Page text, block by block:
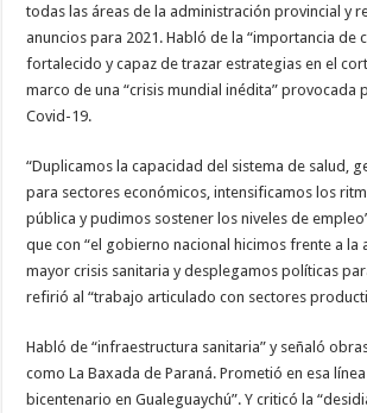
todas las áreas de la administración provincial y
anuncios para 2021. Habló de la “importancia de
fortalecido y capaz de trazar estrategias en el
marco de una “crisis mundial inédita” provocada
Covid-19.
“Duplicamos la capacidad del sistema de salud,
para sectores económicos, intensificamos los
pública y pudimos sostener los niveles de
que con “el gobierno nacional hicimos frente a la
mayor crisis sanitaria y desplegamos políticas
refirió al “trabajo articulado con sectores
Habló de “infraestructura sanitaria” y señaló
como La Baxada de Paraná. Prometió en esa
bicentenario en Gualeguaychú”. Y criticó la